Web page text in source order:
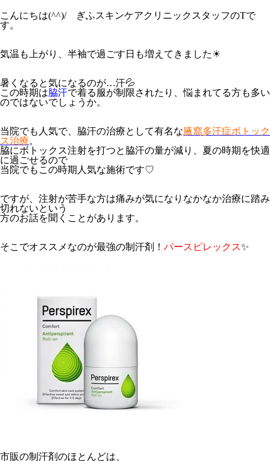
こんにちは(^^)/ ぎふスキンケアクリニックスタッフのTで
す。
気温も上がり、半袖で過ごす日も増えてきました☀
暑くなると気になるのが…汗💦
この時期は脇汗で着る服が制限されたり、悩まれてる方も多い
のではないでしょうか。
当院でも人気で、脇汗の治療として有名な腋窩多汗症ボトック
ス治療。
脇にボトックス注射を打つと脇汗の量が減り、夏の時期を快適
に過ごせるので
当院でもこの時期人気な施術です♡
ですが、注射が苦手な方は痛みが気になりなかなか治療に踏み
切れないという
方のお話を聞くことがあります。
そこでオススメなのが最強の制汗剤！ パースピレックス✨
市販の制汗剤のほとんどは、